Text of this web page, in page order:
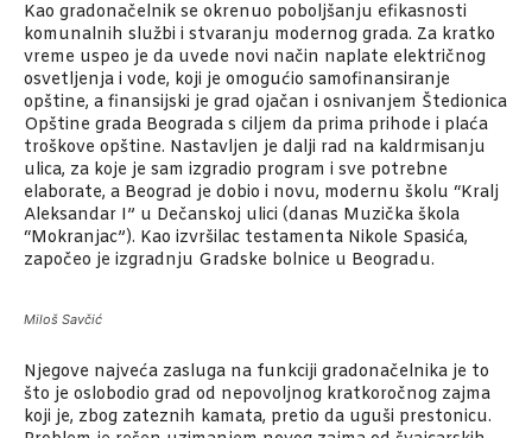
Kao gradonačelnik se okrenuo poboljšanju efikasnosti
komunalnih službi i stvaranju modernog grada. Za kratko
vreme uspeo je da uvede novi način naplate električnog
osvetljenja i vode, koji je omogućio samofinansiranje
opštine, a finansijski je grad ojačan i osnivanjem Štedionica
Opštine grada Beograda s ciljem da prima prihode i plaća
troškove opštine. Nastavljen je dalji rad na kaldrmisanju
ulica, za koje je sam izgradio program i sve potrebne
elaborate, a Beograd je dobio i novu, modernu školu “Kralj
Aleksandar I” u Dečanskoj ulici (danas Muzička škola
“Mokranjac”). Kao izvršilac testamenta Nikole Spasića,
započeo je izgradnju Gradske bolnice u Beogradu.
Miloš Savčić
Njegove najveća zasluga na funkciji gradonačelnika je to
što je oslobodio grad od nepovoljnog kratkoročnog zajma
koji je, zbog zateznih kamata, pretio da uguši prestonicu.